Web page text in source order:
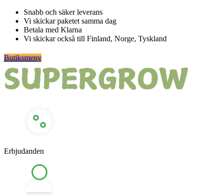
Hoppa
innehåll
Snabb och säker leverans
Vi skickar paketet samma dag
Betala med Klarna
Vi skickar också till Finland, Norge, Tyskland
Butiksmeny
Erbjudanden